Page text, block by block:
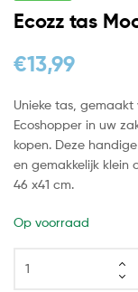
Ecozz tas
€13,99
Unieke tas, gemaakt
Ecoshopper in uw
kopen. Deze
en gemakkelijk klein
46 x41 cm.
Op voorraad